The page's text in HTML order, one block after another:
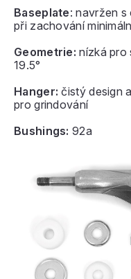
Baseplate: navržen s
při zachování
Geometrie: nízká pro
19.5°
Hanger: čistý design
pro grindování
Bushings: 92a